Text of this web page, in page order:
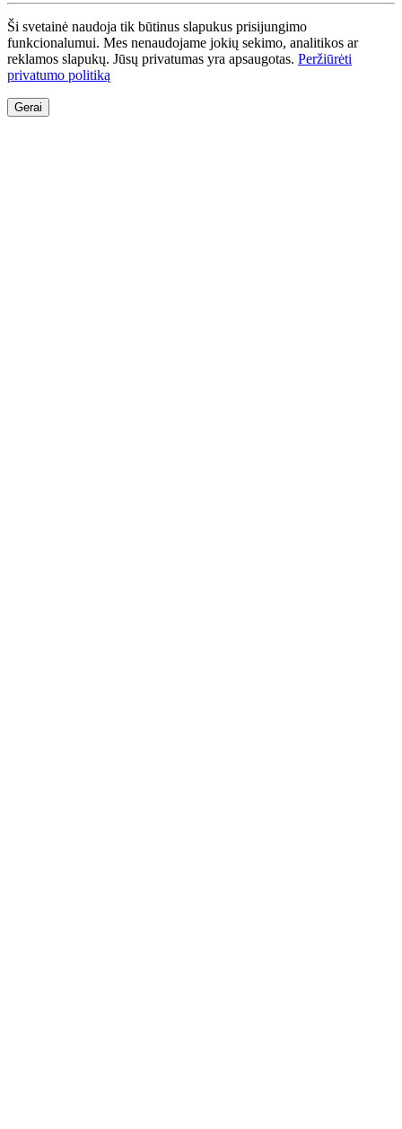
Ši svetainė naudoja tik būtinus slapukus prisijungimo
funkcionalumui. Mes nenaudojame jokių sekimo, analitikos ar
reklamos slapukų. Jūsų privatumas yra apsaugotas. Peržiūrėti
privatumo politiką
Gerai